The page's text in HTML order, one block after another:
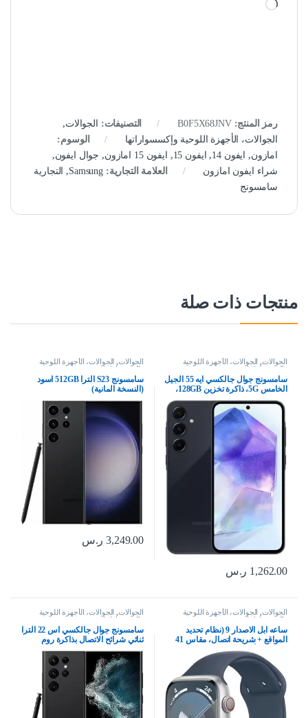
جاري التحميل…
رمز المنتج:B0F5X68JNV التصنيفات: الجوالات,
الجوالات، الأجهزة اللوحية وإكسسواراتها
الوسوم:
امازون, ايفون 14 , ايفون 15 , ايفون 15 امازون , جوال ايفون,
شراء ايفون امازون
العلامة التجارية: Samsung
, التجارية
سامسونج
منتجات ذات صلة
الجوالات
الجوالات، الأجهزة اللوحية
وإكسسواراتها
سامسونج جوال جالكسي ايه 55 الجيل
الخامس 5G، ذاكرة تخزين 128GB،
ذاكرة RAM 8GB، هاتف ذكي بنظام
اندرويد، كحلي رائع (اصدار المملكة
العربية السعودية)
1,262.00 ر.س
الجوالات
الجوالات، الأجهزة اللوحية
وإكسسواراتها
سامسونج S23 الترا 512GB اسود
(النسخة المانية)
3,249.00 ر.س
الجوالات, الجوالات، الأجهزة اللوحية
وإكسسواراتها
ساعه ابل الاصدار 9‏ (نظام تحديد
المواقع + شريحة اتصال، مقاس 41
مم) إطار ألومنيوم فضي مع حزام
رياضي بلون أزرق عاصف – مقاس
M/L
الجوالات, الجوالات، الأجهزة اللوحية
وإكسسواراتها
سامسونج جوال جالكسي اس 22 الترا
ثنائي شرائح الاتصال بذاكرة روم
128GB وذاكرة RAM 8GB (جي اس
ام فقط | بدون سي دي ام ايه) هاتف
ذكي 5G مفتوح من المصنع (اسود
فانتوم) – اصدار عالمي